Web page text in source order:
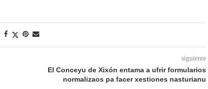
siguiente
El Conceyu de Xixón entama a ufrir formularios
normalizaos pa facer xestiones nasturianu